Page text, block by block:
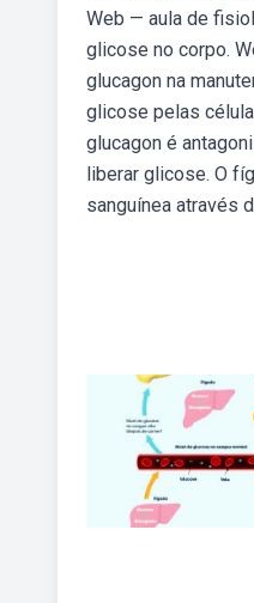
Web — aula de
glicose no corpo.
glucagon na
glicose pelas
glucagon é
liberar glicose. O
sanguínea através